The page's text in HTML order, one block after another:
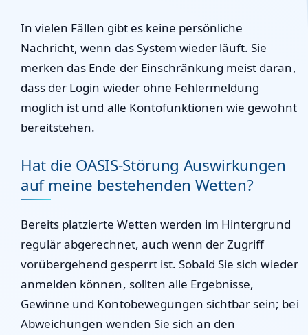
In vielen Fällen gibt es keine persönliche
Nachricht, wenn das System wieder läuft. Sie
merken das Ende der Einschränkung meist daran,
dass der Login wieder ohne Fehlermeldung
möglich ist und alle Kontofunktionen wie gewohnt
bereitstehen.
Hat die OASIS-Störung Auswirkungen
auf meine bestehenden Wetten?
Bereits platzierte Wetten werden im Hintergrund
regulär abgerechnet, auch wenn der Zugriff
vorübergehend gesperrt ist. Sobald Sie sich wieder
anmelden können, sollten alle Ergebnisse,
Gewinne und Kontobewegungen sichtbar sein; bei
Abweichungen wenden Sie sich an den